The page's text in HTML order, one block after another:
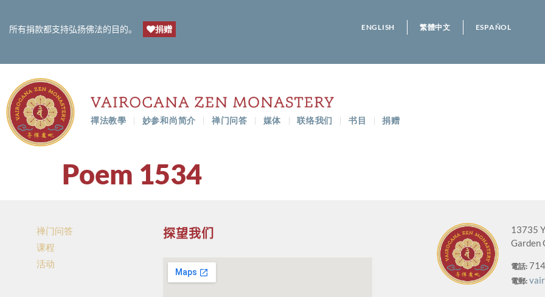
所有捐款都支持弘扬佛法的目的。 捐赠 ENGLISH 繁體中文 ESPAÑOL
禪法教學 妙参和尚简介 禅门问答 媒体 联络我们 书目 捐赠
Poem 1534
禅门问答
课程
活动
探望我们
13735
Garden
電話:
電郵: